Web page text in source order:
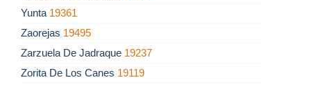
Yunta 19361
Zaorejas 19495
Zarzuela De Jadraque 19237
Zorita De Los Canes 19119